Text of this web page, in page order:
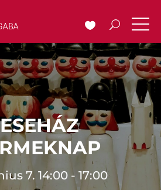
7. 14:00 - 17:00